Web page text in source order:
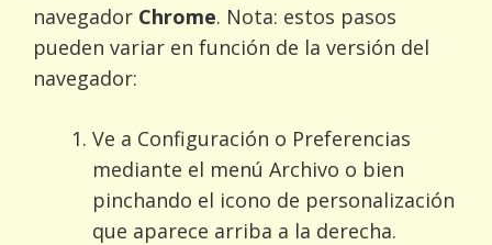
navegador Chrome. Nota: estos pasos
pueden variar en función de la versión del
navegador:
Ve a Configuración o Preferencias
mediante el menú Archivo o bien
pinchando el icono de personalización
que aparece arriba a la derecha.